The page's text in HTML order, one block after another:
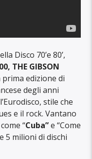
Disco 70’e 80’,
THE GIBSON
edizione di
degli anni
stile che
e il rock. Vantano
“Cuba”e “Come
5 milioni di dischi